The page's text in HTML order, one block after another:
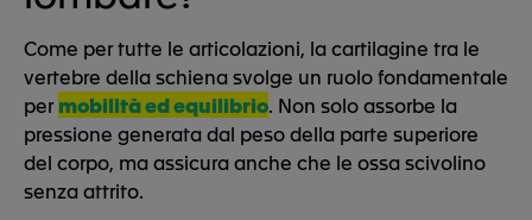
Come per tutte le articolazioni, la cartilagine tra le
vertebre della schiena svolge un ruolo fondamentale
permobilità ed equilibrio. Non solo assorbe la
pressione generata dal peso della parte superiore
del corpo, ma assicura anche che le ossa scivolino
senza attrito.